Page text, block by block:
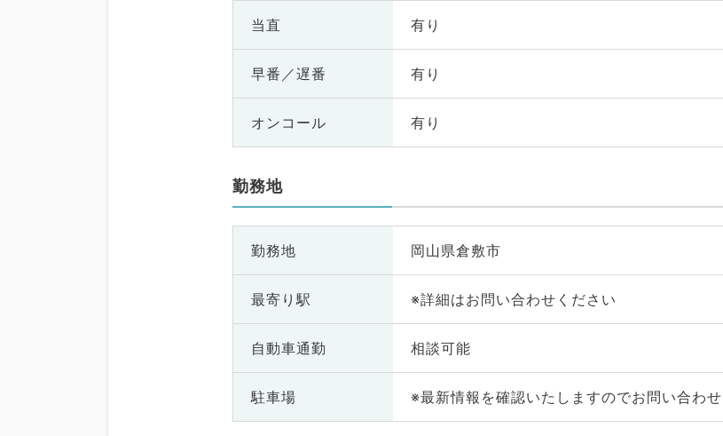
当直 有り
早番／遅番 有り
オンコール 有り
勤務地
勤務地 岡山県倉敷市
最寄り駅 ※詳細はお問い合わせください
自動車通勤 相談可能
駐車場 ※最新情報を確認いたしますのでお問い合わ